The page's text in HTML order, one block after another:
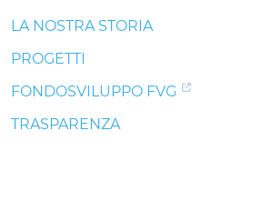
LA NOSTRA STORIA
PROGETTI
FONDOSVILUPPO FVG
TRASPARENZA